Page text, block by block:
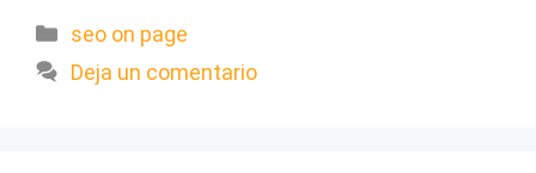
Categorías
seo on page
Deja un comentario